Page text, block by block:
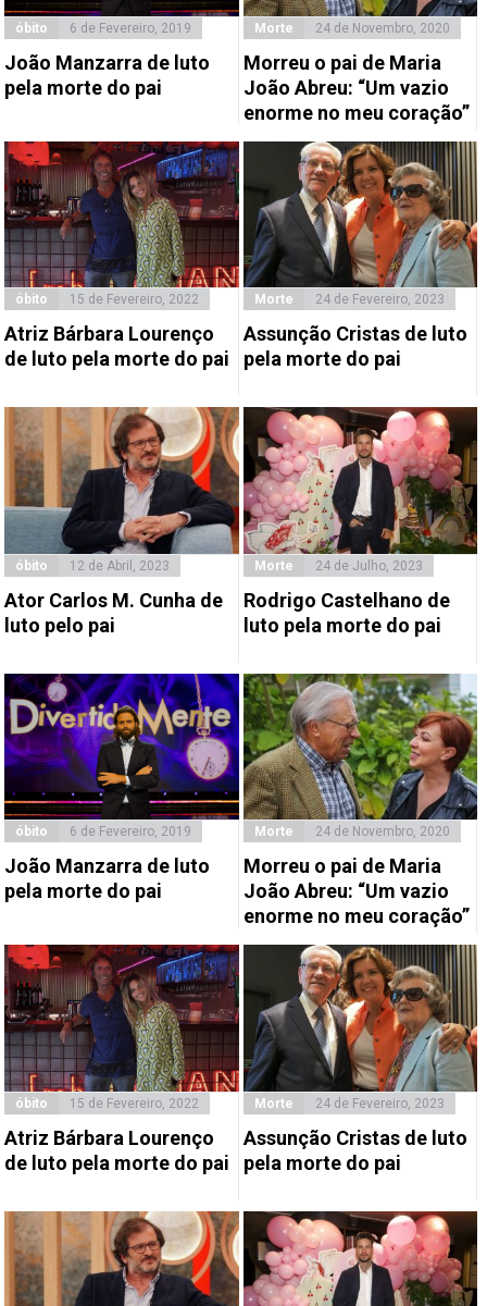
óbito 6 de Fevereiro, 2019
João Manzarra de luto
pela morte do pai
Morte 24 de Novembro, 2020
Morreu o pai de Maria
João Abreu: “Um vazio
enorme no meu coração”
óbito 15 de Fevereiro, 2022
Atriz Bárbara Lourenço
de luto pela morte do pai
Morte 24 de Fevereiro, 2023
Assunção Cristas de luto
pela morte do pai
óbito 12 de Abril, 2023
Ator Carlos M. Cunha de
luto pelo pai
Morte 24 de Julho, 2023
Rodrigo Castelhano de
luto pela morte do pai
óbito 6 de Fevereiro, 2019
João Manzarra de luto
pela morte do pai
Morte 24 de Novembro, 2020
Morreu o pai de Maria
João Abreu: “Um vazio
enorme no meu coração”
óbito 15 de Fevereiro, 2022
Atriz Bárbara Lourenço
de luto pela morte do pai
Morte 24 de Fevereiro, 2023
Assunção Cristas de luto
pela morte do pai